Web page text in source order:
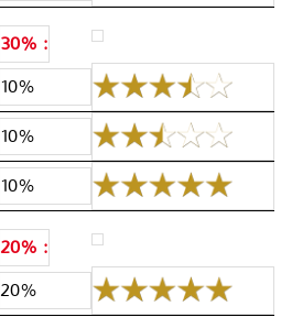
30% :
10%
10%
10%
20% :
20%